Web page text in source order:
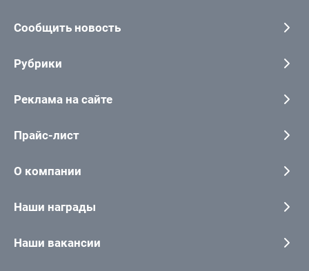
Сообщить новость
Рубрики
Реклама на сайте
Прайс-лист
О компании
Наши награды
Наши вакансии